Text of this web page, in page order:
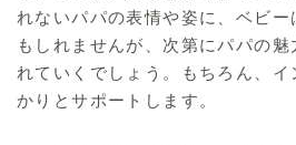
れないパパの表情や姿に、ベビ
もしれませんが、次第にパパの
れていくでしょう。もちろん、
かりとサポートします。